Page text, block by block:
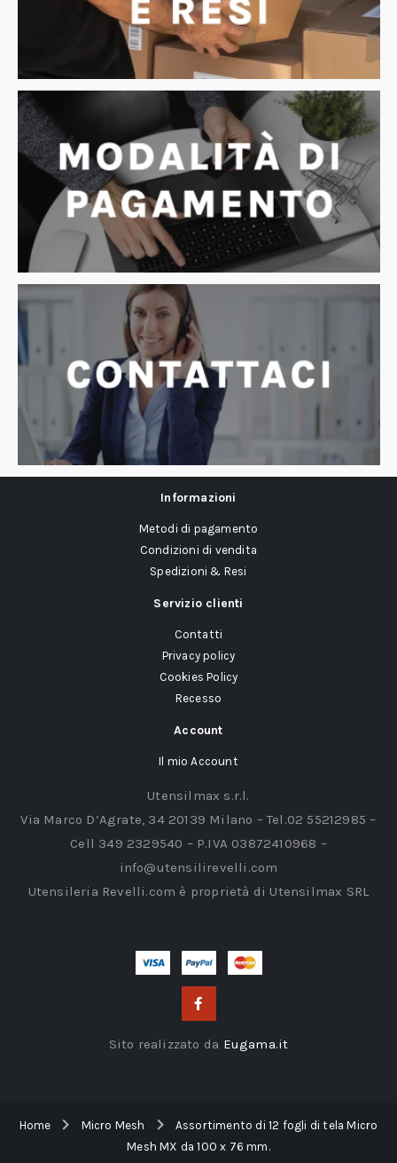
Informazioni
Metodi di pagamento
Condizioni di vendita
Spedizioni & Resi
Servizio clienti
Contatti
Privacy policy
Cookies Policy
Recesso
Account
Il mio Account
Utensilmax s.r.l.
Via Marco D’Agrate, 34 20139 Milano – Tel.02 55212985 –
Cell 349 2329540 – P.IVA 03872410968 –
info@utensilirevelli.com
Utensileria Revelli.com è proprietà di Utensilmax SRL
Sito realizzato da Eugama.it
Home Micro Mesh
Assortimento di 12 fogli di tela Micro
Mesh MX da 100 x 76 mm.